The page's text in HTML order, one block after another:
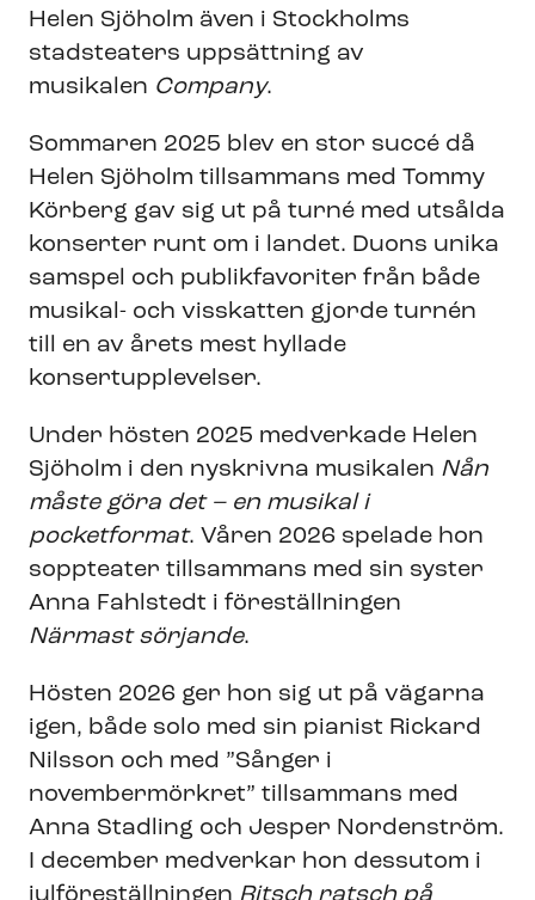
Helen Sjöholm även i Stockholms
stadsteaters uppsättning av
musikalen Company.
Sommaren 2025 blev en stor succé då
Helen Sjöholm tillsammans med Tommy
Körberg gav sig ut på turné med utsålda
konserter runt om i landet. Duons unika
samspel och publikfavoriter från både
musikal- och visskatten gjorde turnén
till en av årets mest hyllade
konsertupplevelser.
Under hösten 2025 medverkade Helen
Sjöholm i den nyskrivna musikalen Nån
måste göra det – en musikal i
pocketformat. Våren 2026 spelade hon
soppteater tillsammans med sin syster
Anna Fahlstedt i föreställningen
Närmast sörjande.
Hösten 2026 ger hon sig ut på vägarna
igen, både solo med sin pianist Rickard
Nilsson och med ”Sånger i
novembermörkret” tillsammans med
Anna Stadling och Jesper Nordenström.
I december medverkar hon dessutom i
julföreställningen Ritsch ratsch på